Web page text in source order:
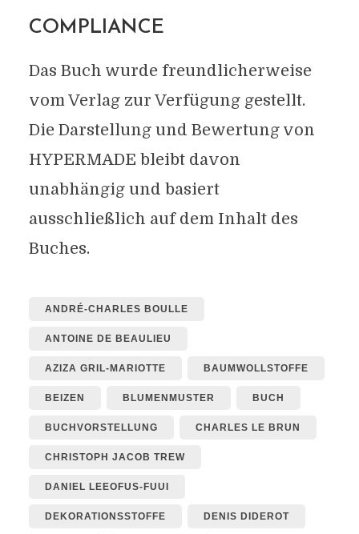
COMPLIANCE
Das Buch wurde freundlicherweise
vom Verlag zur Verfügung gestellt.
Die Darstellung und Bewertung von
HYPERMADE bleibt davon
unabhängig und basiert
ausschließlich auf dem Inhalt des
Buches.
ANDRÉ-CHARLES BOULLE
ANTOINE DE BEAULIEU
AZIZA GRIL-MARIOTTE BAUMWOLLSTOFFE
BEIZEN BLUMENMUSTER BUCH
BUCHVORSTELLUNG CHARLES LE BRUN
CHRISTOPH JACOB TREW
DANIEL LEEOFUS-FUUI
DEKORATIONSSTOFFE DENIS DIDEROT